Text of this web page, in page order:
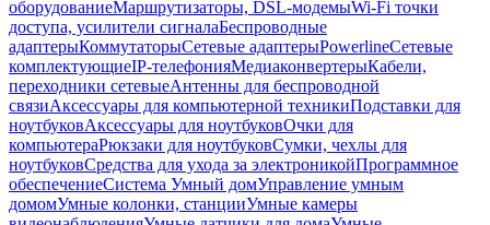
оборудованиеМаршрутизаторы, DSL-модемыWi-Fi точки
доступа, усилители сигналаБеспроводные
адаптерыКоммутаторыСетевые адаптерыPowerlineСетевые
комплектующиеIP-телефонияМедиаконвертерыКабели,
переходники сетевыеАнтенны для беспроводной
связиАксессуары для компьютерной техникиПодставки для
ноутбуковАксессуары для ноутбуковОчки для
компьютераРюкзаки для ноутбуковСумки, чехлы для
ноутбуковСредства для ухода за электроникойПрограммное
обеспечениеСистема Умный домУправление умным
домомУмные колонки, станцииУмные камеры